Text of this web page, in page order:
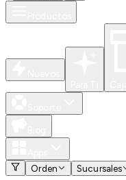
Orden
Sucursales